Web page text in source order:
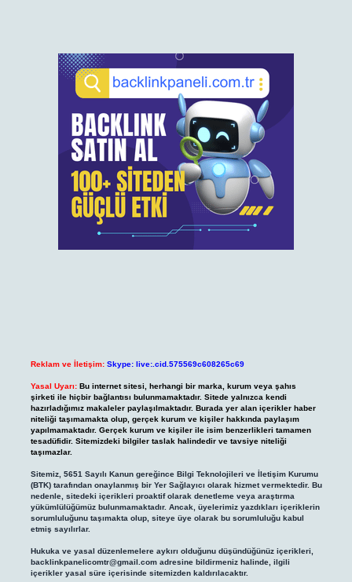
Reklam ve İletişim: Skype: live:.cid.575569c608265c69
Yasal Uyarı: Bu internet sitesi, herhangi bir marka, kurum veya şahıs
şirketi ile hiçbir bağlantısı bulunmamaktadır. Sitede yalnızca kendi
hazırladığımız makaleler paylaşılmaktadır. Burada yer alan içerikler haber
niteliği taşımamakta olup, gerçek kurum ve kişiler hakkında paylaşım
yapılmamaktadır. Gerçek kurum ve kişiler ile isim benzerlikleri tamamen
tesadüfidir. Sitemizdeki bilgiler taslak halindedir ve tavsiye niteliği
taşımazlar.
Sitemiz, 5651 Sayılı Kanun gereğince Bilgi Teknolojileri ve İletişim Kurumu
(BTK) tarafından onaylanmış bir Yer Sağlayıcı olarak hizmet vermektedir. Bu
nedenle, sitedeki içerikleri proaktif olarak denetleme veya araştırma
yükümlülüğümüz bulunmamaktadır. Ancak, üyelerimiz yazdıkları içeriklerin
sorumluluğunu taşımakta olup, siteye üye olarak bu sorumluluğu kabul
etmiş sayılırlar.
Hukuka ve yasal düzenlemelere aykırı olduğunu düşündüğünüz içerikleri,
backlinkpanelicomtr@gmail.comadresine bildirmeniz halinde, ilgili
içerikler yasal süre içerisinde sitemizden kaldırılacaktır.